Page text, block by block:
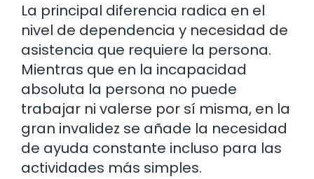
La principal diferencia radica en el
nivel de dependencia y necesidad de
asistencia que requiere la persona.
Mientras que en la incapacidad
absoluta la persona no puede
trabajar ni valerse por sí misma, en la
gran invalidez se añade la necesidad
de ayuda constante incluso para las
actividades más simples.